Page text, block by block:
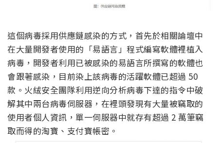
這個病毒採用供應鏈感染的方式，首先於相關論壇中
在大量開發者使用的「易語言」程式編寫軟體裡植入
病毒，開發者利用已被感染的易語言所撰寫的軟體也
會跟著感染，目前染上該病毒的活躍軟體已超過 50
款。火絨安全團隊利用逆向分析病毒下達的指令中破
解其中兩台病毒伺服器，在裡頭發現有大量被竊取的
使用者個人資訊，單一伺服器中就存有超過 2 萬筆竊
取而得的淘寶、支付寶帳密。